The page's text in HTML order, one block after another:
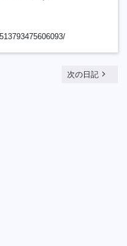
次の日記 navigate_next